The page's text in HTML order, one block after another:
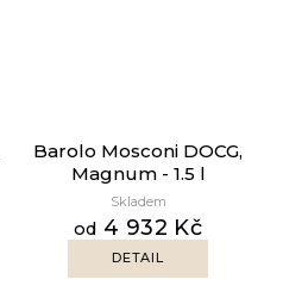
Barolo Mosconi DOCG,
Magnum - 1.5 l
Skladem
od 4 932 Kč
DETAIL